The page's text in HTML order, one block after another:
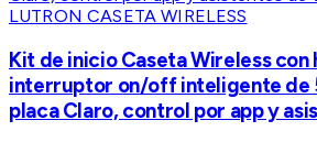
LUTRON CASETA WIRELESS
Kit de inicio Caseta Wireless con
interruptor on/off inteligente de
placa Claro, control por app y